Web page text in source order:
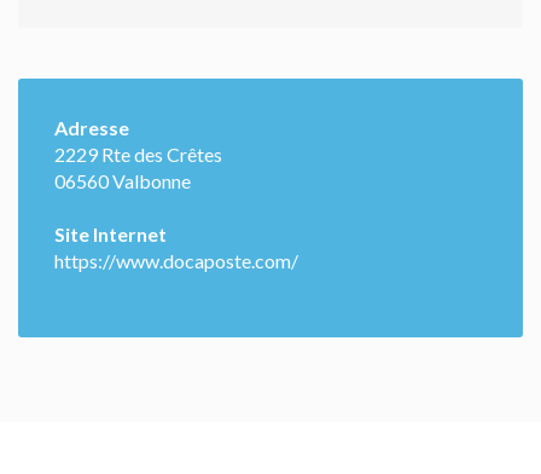
Adresse
2229 Rte des Crêtes
06560 Valbonne
Site Internet
https://www.docaposte.com/